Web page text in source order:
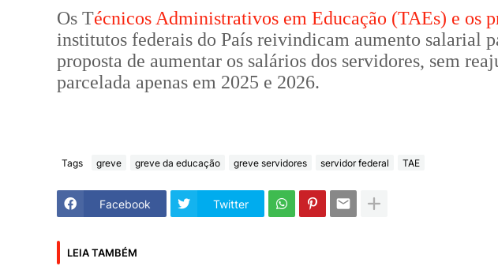
Os Técnicos Administrativos em Educação (TAEs) e os
institutos federais do País reivindicam aumento salarial
proposta de aumentar os salários dos servidores, sem
parcelada apenas em 2025 e 2026.
Tags greve greve da educação greve servidores servidor federal TAE
Facebook Twitter
LEIA TAMBÉM